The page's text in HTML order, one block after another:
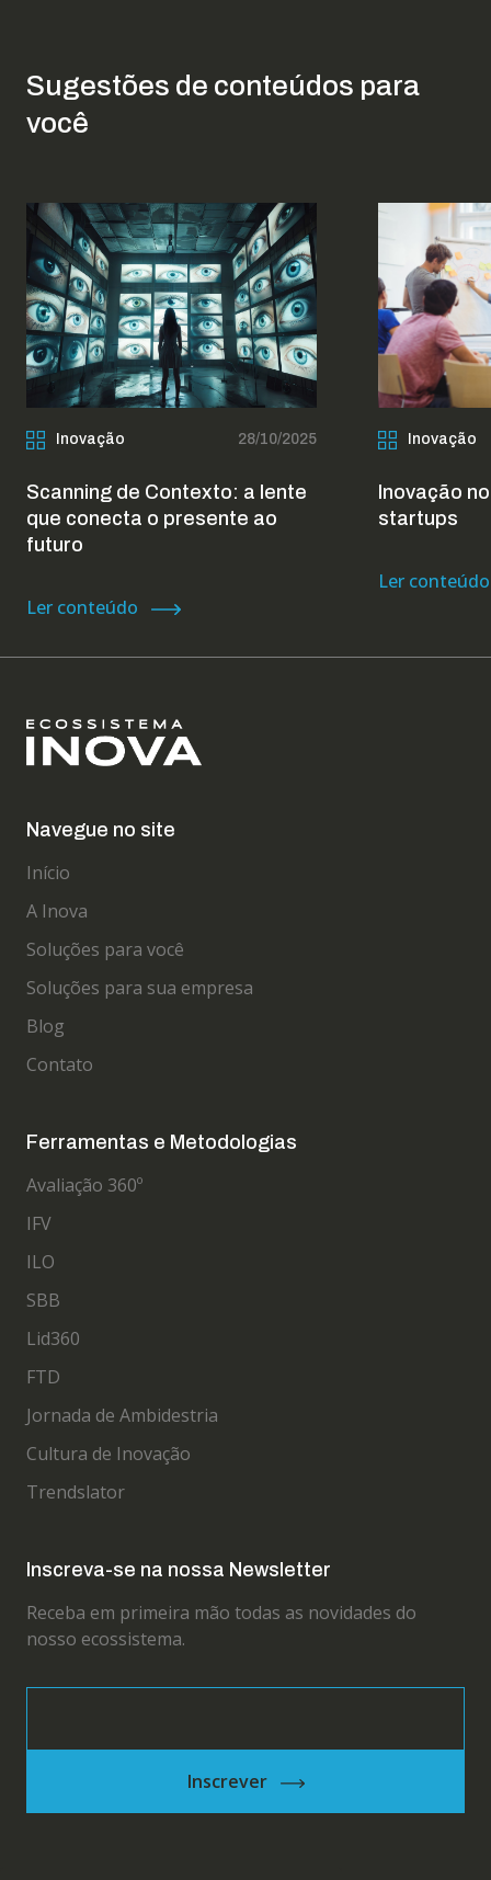
Sugestões de conteúdos para
você
Inovação 28/10/2025
Scanning de Contexto: a lente
que conecta o presente ao
futuro
Ler conteúdo
Inovação
Inovação
startups
Ler conteúdo
Navegue no site
Início
A Inova
Soluções para você
Soluções para sua empresa
Blog
Contato
Ferramentas e Metodologias
Avaliação 360º
IFV
ILO
SBB
Lid360
FTD
Jornada de Ambidestria
Cultura de Inovação
Trendslator
Inscreva-se na nossa Newsletter
Receba em primeira mão todas as novidades do
nosso ecossistema.
Inscrever